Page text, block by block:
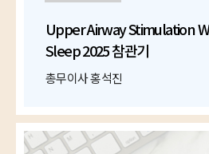
Upper Airway Stimulation
Sleep 2025 참관기
총무이사 홍석진